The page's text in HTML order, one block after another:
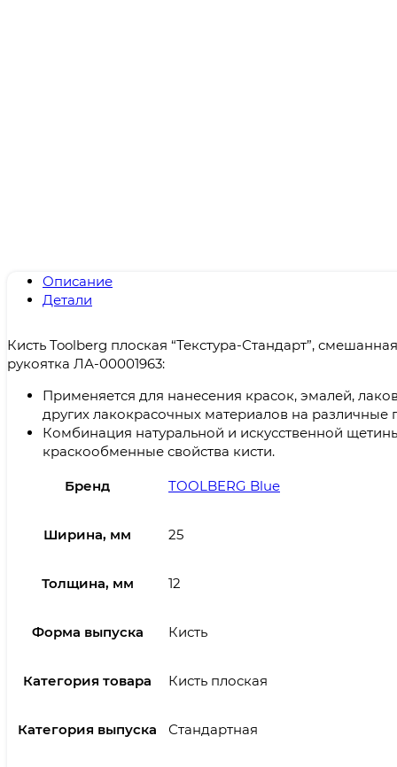
Описание
Детали
Кисть Toolberg плоская “Текстура-Стандарт”,
рукоятка ЛА-00001963:
Применяется для нанесения красок, эмалей,
других лакокрасочных материалов на различные
Комбинация натуральной и искусственной
краскообменные свойства кисти.
Бренд TOOLBERG Blue
Ширина, мм 25
Толщина, мм 12
Форма выпуска Кисть
Категория товара Кисть плоская
Категория выпуска Стандартная